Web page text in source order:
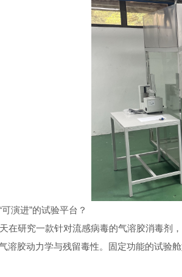
演进”的试验平台？
研究一款针对流感病毒的气溶胶消毒剂
溶胶动力学与残留毒性。固定功能的试验